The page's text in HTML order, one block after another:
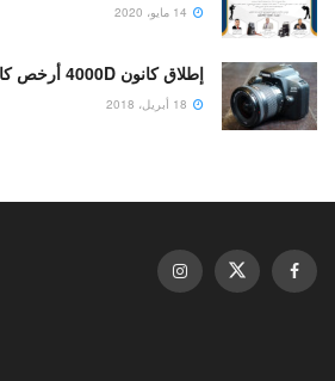
إطلاق كانون 4000D أرخص كاميرا DSLR على الإطلاق